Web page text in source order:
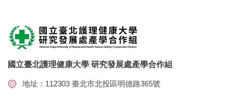
國立臺北護理健康大學 研究發展處產學合作組
地址：112303 臺北市北投區明德路365號